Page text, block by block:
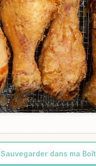
Sauvegarder dans ma